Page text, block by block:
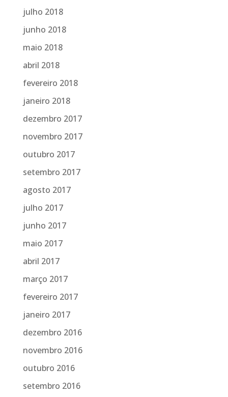
julho 2018
junho 2018
maio 2018
abril 2018
fevereiro 2018
janeiro 2018
dezembro 2017
novembro 2017
outubro 2017
setembro 2017
agosto 2017
julho 2017
junho 2017
maio 2017
abril 2017
março 2017
fevereiro 2017
janeiro 2017
dezembro 2016
novembro 2016
outubro 2016
setembro 2016